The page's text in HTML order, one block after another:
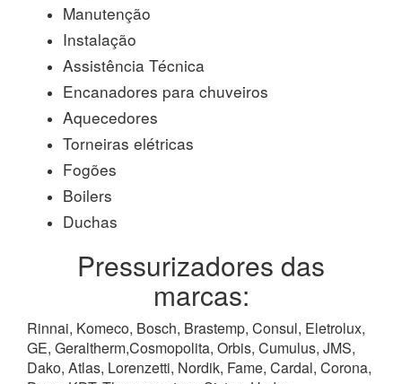
Manutenção
Instalação
Assistência Técnica
Encanadores para chuveiros
Aquecedores
Torneiras elétricas
Fogões
Boilers
Duchas
Pressurizadores das
marcas:
Rinnai, Komeco, Bosch, Brastemp, Consul, Eletrolux,
GE, Geraltherm,Cosmopolita, Orbis, Cumulus, JMS,
Dako, Atlas, Lorenzetti, Nordik, Fame, Cardal, Corona,